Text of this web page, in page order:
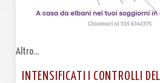
Altro...
INTENSIFICATI I CONTROLLI